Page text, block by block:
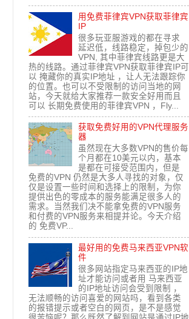
用免费菲律宾VPN获取菲律宾
IP
很多玩亚服游戏的都在寻求
延迟低，线路稳定，掉包少的
VPN, 其中菲律宾线路更是大
热的线路。通过菲律宾VPN获取菲律宾IP可
以 掩藏你的真实IP地址 ，让人无法跟踪你
的位置。也可以不受限制的访问当地的网
站，今天就给大家推荐一款安全好用而且
可以 长期免费使用的菲律宾VPN ，Fly...
获取免费好用的VPN代理服务
器
虽然现在大多数VPN的售价每
个月都在10美元以内，基本
是都在可接受范围内，但是
免费的VPN 仍然是大多人寻找的对象，仅
仅是设置一些时间和选择上的限制，为你
提供出色的零成本的服务能满足很多人的
需求。当然我们决不能拿免费的VPN服务
和付费的VPN服务来相提并论。今天介绍
的 免费VP...
最好用的免费马来西亚VPN软
件
很多网站指定马来西亚的IP地
址才能访问或者用 马来西亚
的IP地址访问会受到限制 ，
无法顺畅的访问喜爱的网站吗，看到各类
的报错提示或者空白的网页，是不是感觉